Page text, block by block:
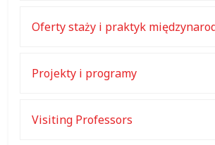
Oferty staży i praktyk
Projekty i programy
Visiting Professors